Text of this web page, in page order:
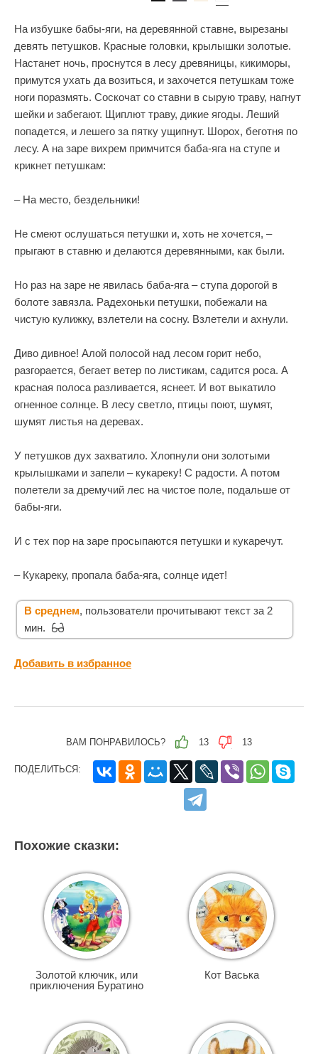
На избушке бабы-яги, на деревянной ставне, вырезаны
девять петушков. Красные головки, крылышки золотые.
Настанет ночь, проснутся в лесу древяницы, кикиморы,
примутся ухать да возиться, и захочется петушкам тоже
ноги поразмять. Соскочат со ставни в сырую траву, нагнут
шейки и забегают. Щиплют траву, дикие ягоды. Леший
попадется, и лешего за пятку ущипнут. Шорох, беготня по
лесу. А на заре вихрем примчится баба-яга на ступе и
крикнет петушкам:
– На место, бездельники!
Не смеют ослушаться петушки и, хоть не хочется, –
прыгают в ставню и делаются деревянными, как были.
Но раз на заре не явилась баба-яга – ступа дорогой в
болоте завязла. Радехоньки петушки, побежали на
чистую кулижку, взлетели на сосну. Взлетели и ахнули.
Диво дивное! Алой полосой над лесом горит небо,
разгорается, бегает ветер по листикам, садится роса. А
красная полоса разливается, яснеет. И вот выкатило
огненное солнце. В лесу светло, птицы поют, шумят,
шумят листья на деревах.
У петушков дух захватило. Хлопнули они золотыми
крылышками и запели – кукареку! С радости. А потом
полетели за дремучий лес на чистое поле, подальше от
бабы-яги.
И с тех пор на заре просыпаются петушки и кукаречут.
– Кукареку, пропала баба-яга, солнце идет!
В среднем, пользователи прочитывают текст за 2
мин.
Добавить в избранное
ВАМ ПОНРАВИЛОСЬ? 13 13
ПОДЕЛИТЬСЯ:
Похожие сказки:
Золотой ключик, или
приключения Буратино
Кот Васька